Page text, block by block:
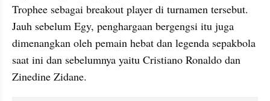
Trophee sebagai breakout player di turnamen tersebut.
Jauh sebelum Egy, penghargaan bergengsi itu juga
dimenangkan oleh pemain hebat dan legenda sepakbola
saat ini dan sebelumnya yaitu Cristiano Ronaldo dan
Zinedine Zidane.